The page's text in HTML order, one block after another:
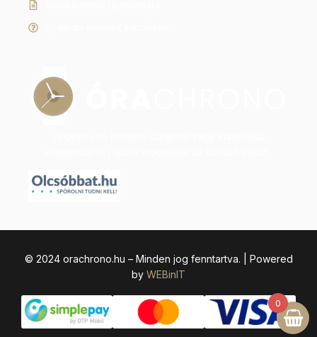
© 2024 orachrono.hu – Minden jog fenntartva. | Powered
by WEBinIT
0